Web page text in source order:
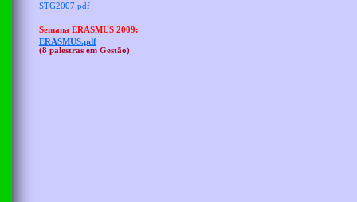
STG2007.pdf
Semana ERASMUS 2009:
ERASMUS.pdf
(8 palestras em Gestão)